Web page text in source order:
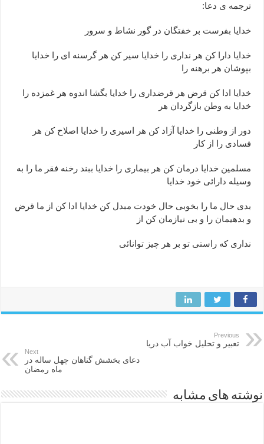
ترجمه ی دعا:
خدایا بفرست بر خفتگان در گور نشاط و سرور
خدایا دارا کن هر ندارى را خدایا سیر کن هر گرسنه اى را خدایا
بپوشان هر برهنه را
خدایا ادا کن قرض هر قرضدارى را خدایا بگشا اندوه هر غمزده را
خدایا به وطن بازگردان هر
دور از وطنى را خدایا آزاد کن هر اسیرى را خدایا اصلاح کن هر
فسادى را از کار
مسلمین خدایا درمان کن هر بیمارى را خدایا ببند رخنه فقر ما را به
وسیله دارائى خود خدایا
بدى حال ما را بخوبى حال خودت مبدل کن خدایا ادا کن از ما قرض
و بدهیمان را و بى نیازمان کن از
ندارى که راستى تو بر هر چیز توانائى
Previous
تعبیر و تحلیل خواب آب دریا
Next
دعای بخشش گناهان چهل ساله در
ماه رمضان
نوشته های مشابه